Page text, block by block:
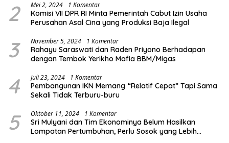
2 Mei 2, 2024 1 Komentar
Komisi VII DPR RI Minta Pemerintah Cabut Izin Usaha
Perusahan Asal Cina yang Produksi Baja Ilegal
3 November 5, 2024 1 Komentar
Rahayu Saraswati dan Raden Priyono Berhadapan
dengan Tembok Yerikho Mafia BBM/Migas
4 Juli 23, 2024 1 Komentar
Pembangunan IKN Memang “Relatif Cepat” Tapi Sama
Sekali Tidak Terburu-buru
5 Oktober 11, 2024 1 Komentar
Sri Mulyani dan Tim Ekonominya Belum Hasilkan
Lompatan Pertumbuhan, Perlu Sosok yang Lebih